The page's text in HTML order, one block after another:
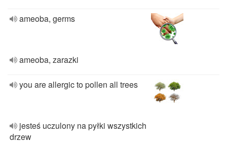
ameoba, germs
ameoba, zarazki
you are allergic to pollen all trees
jesteś uczulony na pyłki wszystkich
drzew